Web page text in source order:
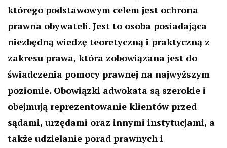
którego podstawowym celem jest ochrona
prawna obywateli. Jest to osoba posiadająca
niezbędną wiedzę teoretyczną i praktyczną z
zakresu prawa, która zobowiązana jest do
świadczenia pomocy prawnej na najwyższym
poziomie. Obowiązki adwokata są szerokie i
obejmują reprezentowanie klientów przed
sądami, urzędami oraz innymi instytucjami, a
także udzielanie porad prawnych i